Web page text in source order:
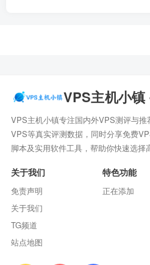
VPS主机小
VPS主机小镇专注国内外VPS测评与
VPS等真实评测数据，同时分享免费
脚本及实用软件工具，帮助你快速选择
关于我们
免责声明
关于我们
TG频道
站点地图
特色功能
正在添加